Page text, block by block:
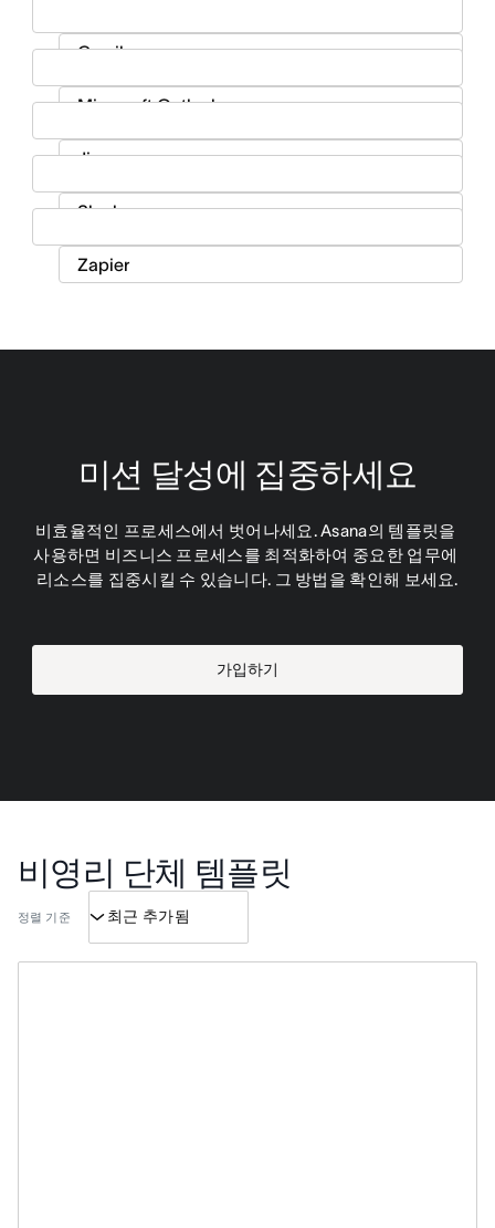
미션 달성에 집중하세요
비효율적인 프로세스에서 벗어나세요. Asana의 템플릿을
사용하면 비즈니스 프로세스를 최적화하여 중요한 업무에
리소스를 집중시킬 수 있습니다. 그 방법을 확인해 보세요.
가입하기
비영리 단체 템플릿
정렬 기준